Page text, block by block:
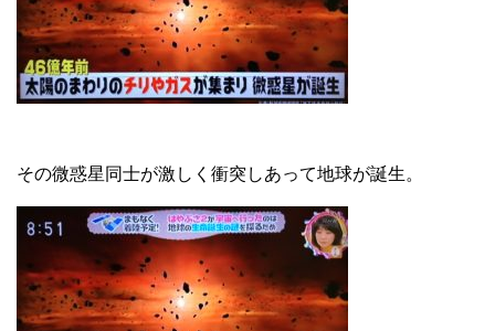
その微惑星同士が激しく衝突しあって地球が誕生。